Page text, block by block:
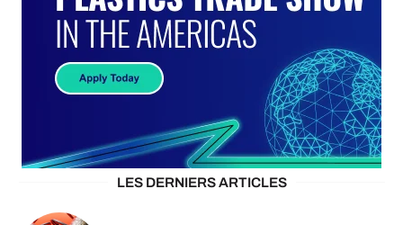
LES DERNIERS ARTICLES